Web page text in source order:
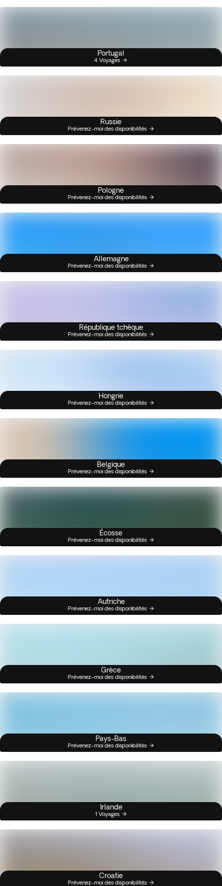
Portugal
4 Voyages
Russie
Prévenez-moi des disponibilités
Pologne
Prévenez-moi des disponibilités
Allemagne
Prévenez-moi des disponibilités
République tchèque
Prévenez-moi des disponibilités
Hongrie
Prévenez-moi des disponibilités
Belgique
Prévenez-moi des disponibilités
Écosse
Prévenez-moi des disponibilités
Autriche
Prévenez-moi des disponibilités
Grèce
Prévenez-moi des disponibilités
Pays-Bas
Prévenez-moi des disponibilités
Irlande
1 Voyages
Croatie
Prévenez-moi des disponibilités